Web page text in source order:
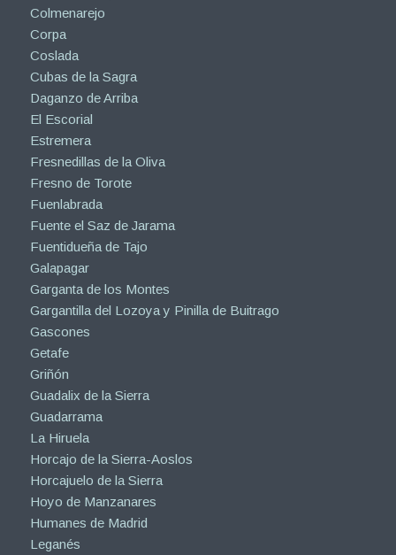
Colmenarejo
Corpa
Coslada
Cubas de la Sagra
Daganzo de Arriba
El Escorial
Estremera
Fresnedillas de la Oliva
Fresno de Torote
Fuenlabrada
Fuente el Saz de Jarama
Fuentidueña de Tajo
Galapagar
Garganta de los Montes
Gargantilla del Lozoya y Pinilla de Buitrago
Gascones
Getafe
Griñón
Guadalix de la Sierra
Guadarrama
La Hiruela
Horcajo de la Sierra-Aoslos
Horcajuelo de la Sierra
Hoyo de Manzanares
Humanes de Madrid
Leganés